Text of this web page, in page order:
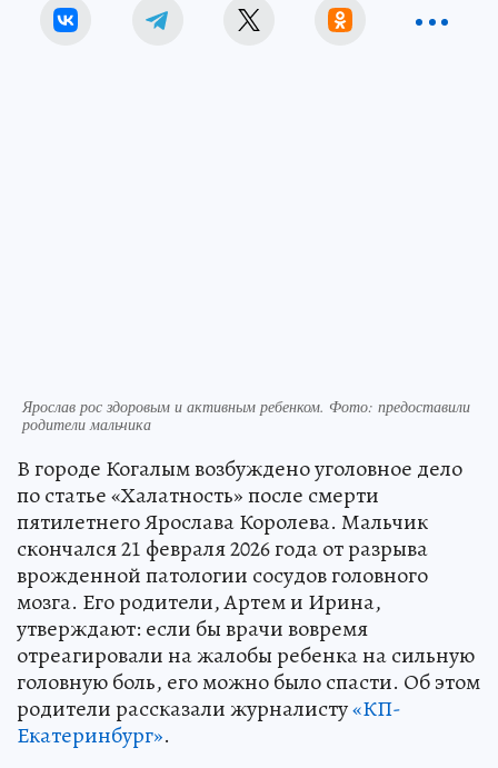
Ярослав рос здоровым и активным ребенком. Фото: предоставили
родители мальчика
В городе Когалым возбуждено уголовное дело
по статье «Халатность» после смерти
пятилетнего Ярослава Королева. Мальчик
скончался 21 февраля 2026 года от разрыва
врожденной патологии сосудов головного
мозга. Его родители, Артем и Ирина,
утверждают: если бы врачи вовремя
отреагировали на жалобы ребенка на сильную
головную боль, его можно было спасти. Об этом
родители рассказали журналисту«КП-
Екатеринбург».